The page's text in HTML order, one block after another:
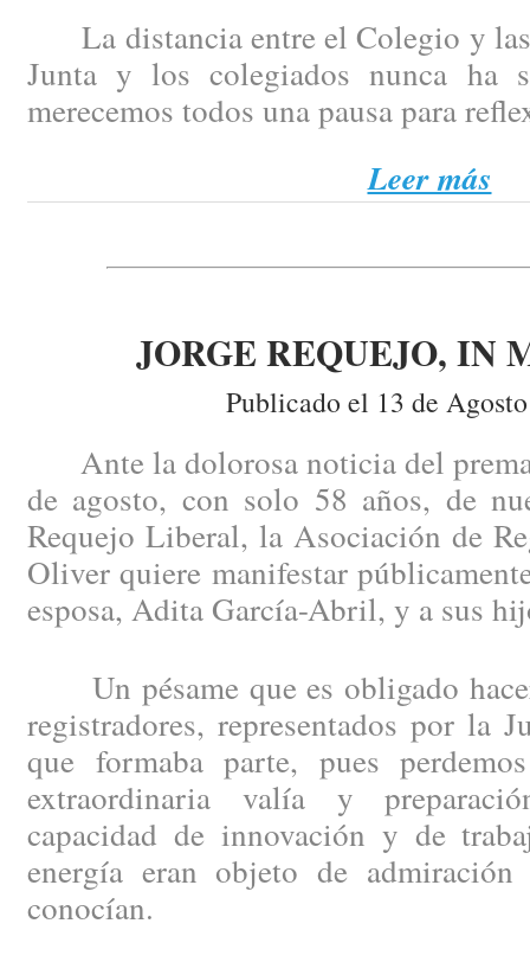
La distancia entre el Colegio y
Junta y los colegiados nunca ha
merecemos todos una pausa para
Leer más
JORGE REQUEJO, IN
Publicado el 13 de
Ante la dolorosa noticia del
de agosto, con solo 58 años, de
Requejo Liberal, la Asociación de
Oliver quiere manifestar
esposa, Adita García-Abril, y a sus
Un pésame que es obligado
registradores, representados por la
que formaba parte, pues
extraordinaria valía y
capacidad de innovación y de
energía eran objeto de
conocían.